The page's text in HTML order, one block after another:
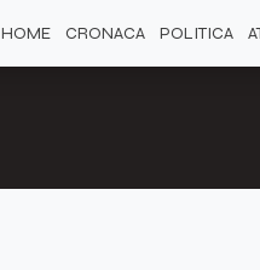
HOME CRONACA POLITICA